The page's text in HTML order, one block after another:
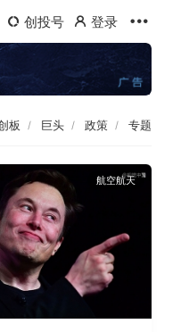
创投号 登录
板 巨头 政策 专题
航空航天